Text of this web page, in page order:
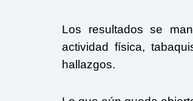
Los resultados se
actividad física,
hallazgos.